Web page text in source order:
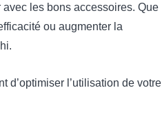
les bons accessoires. Que
ou augmenter la
d’optimiser l’utilisation de votre